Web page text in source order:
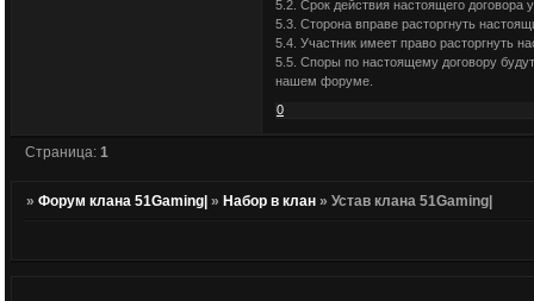
5.2. Срок действия настоящего договора
5.3. Сторона вправе расторгнуть
5.4. Участник имеет право расторгнуть
5.5. Споры по настоящему договору
нашем форуме.
0
Страница: 1
»Форум клана 51Gaming| » Набор в клан »Устав клана 51Gaming|